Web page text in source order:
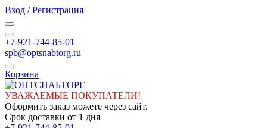
Вход / Регистрация
+7-921-744-85-01
spb@optsnabtorg.ru
Корзина
УВАЖАЕМЫЕ ПОКУПАТЕЛИ!
Оформить заказ можете через сайт.
Срок доставки от 1 дня